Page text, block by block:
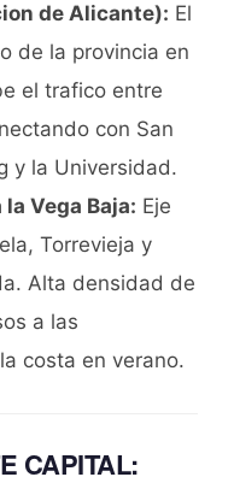
de Alicante): El
de la provincia en
el trafico entre
con San
y la Universidad.
Vega Baja: Eje
Torrevieja y
Alta densidad de
a las
costa en verano.
CAPITAL: